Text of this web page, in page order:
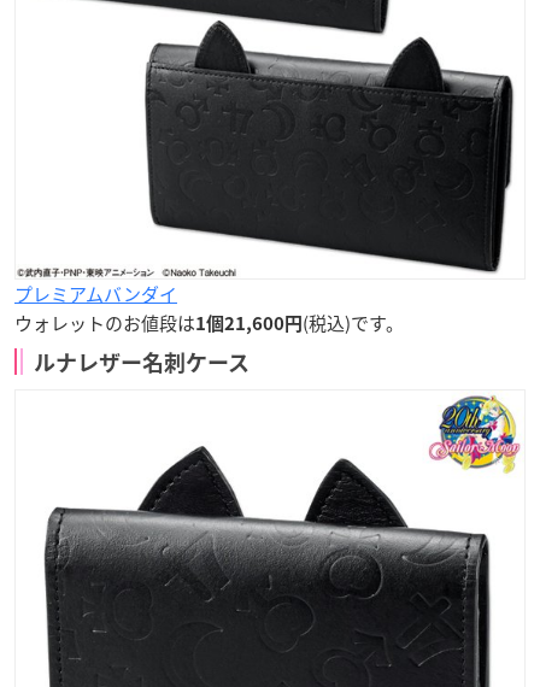
プレミアムバンダイ
ウォレットのお値段は1個21,600円 (税込)です。
ルナレザー名刺ケース